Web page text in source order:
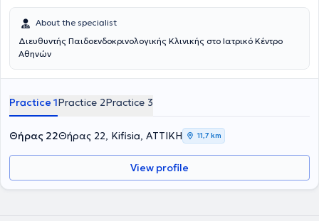
About the specialist
Διευθυντής Παιδοενδοκρινολογικής Κλινικής στο Ιατρικό Κέντρο
Αθηνών
Practice 1Practice 2Practice 3
Θήρας 22Θήρας 22, Kifisia, ΑΤΤΙΚΗ 11,7 km
View profile